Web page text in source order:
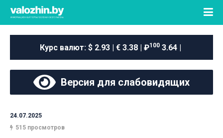
Курс валют: $ 2.93 | € 3.38 | ₽100 3.64 |
Версия для слабовидящих
24.07.2025
515 просмотров